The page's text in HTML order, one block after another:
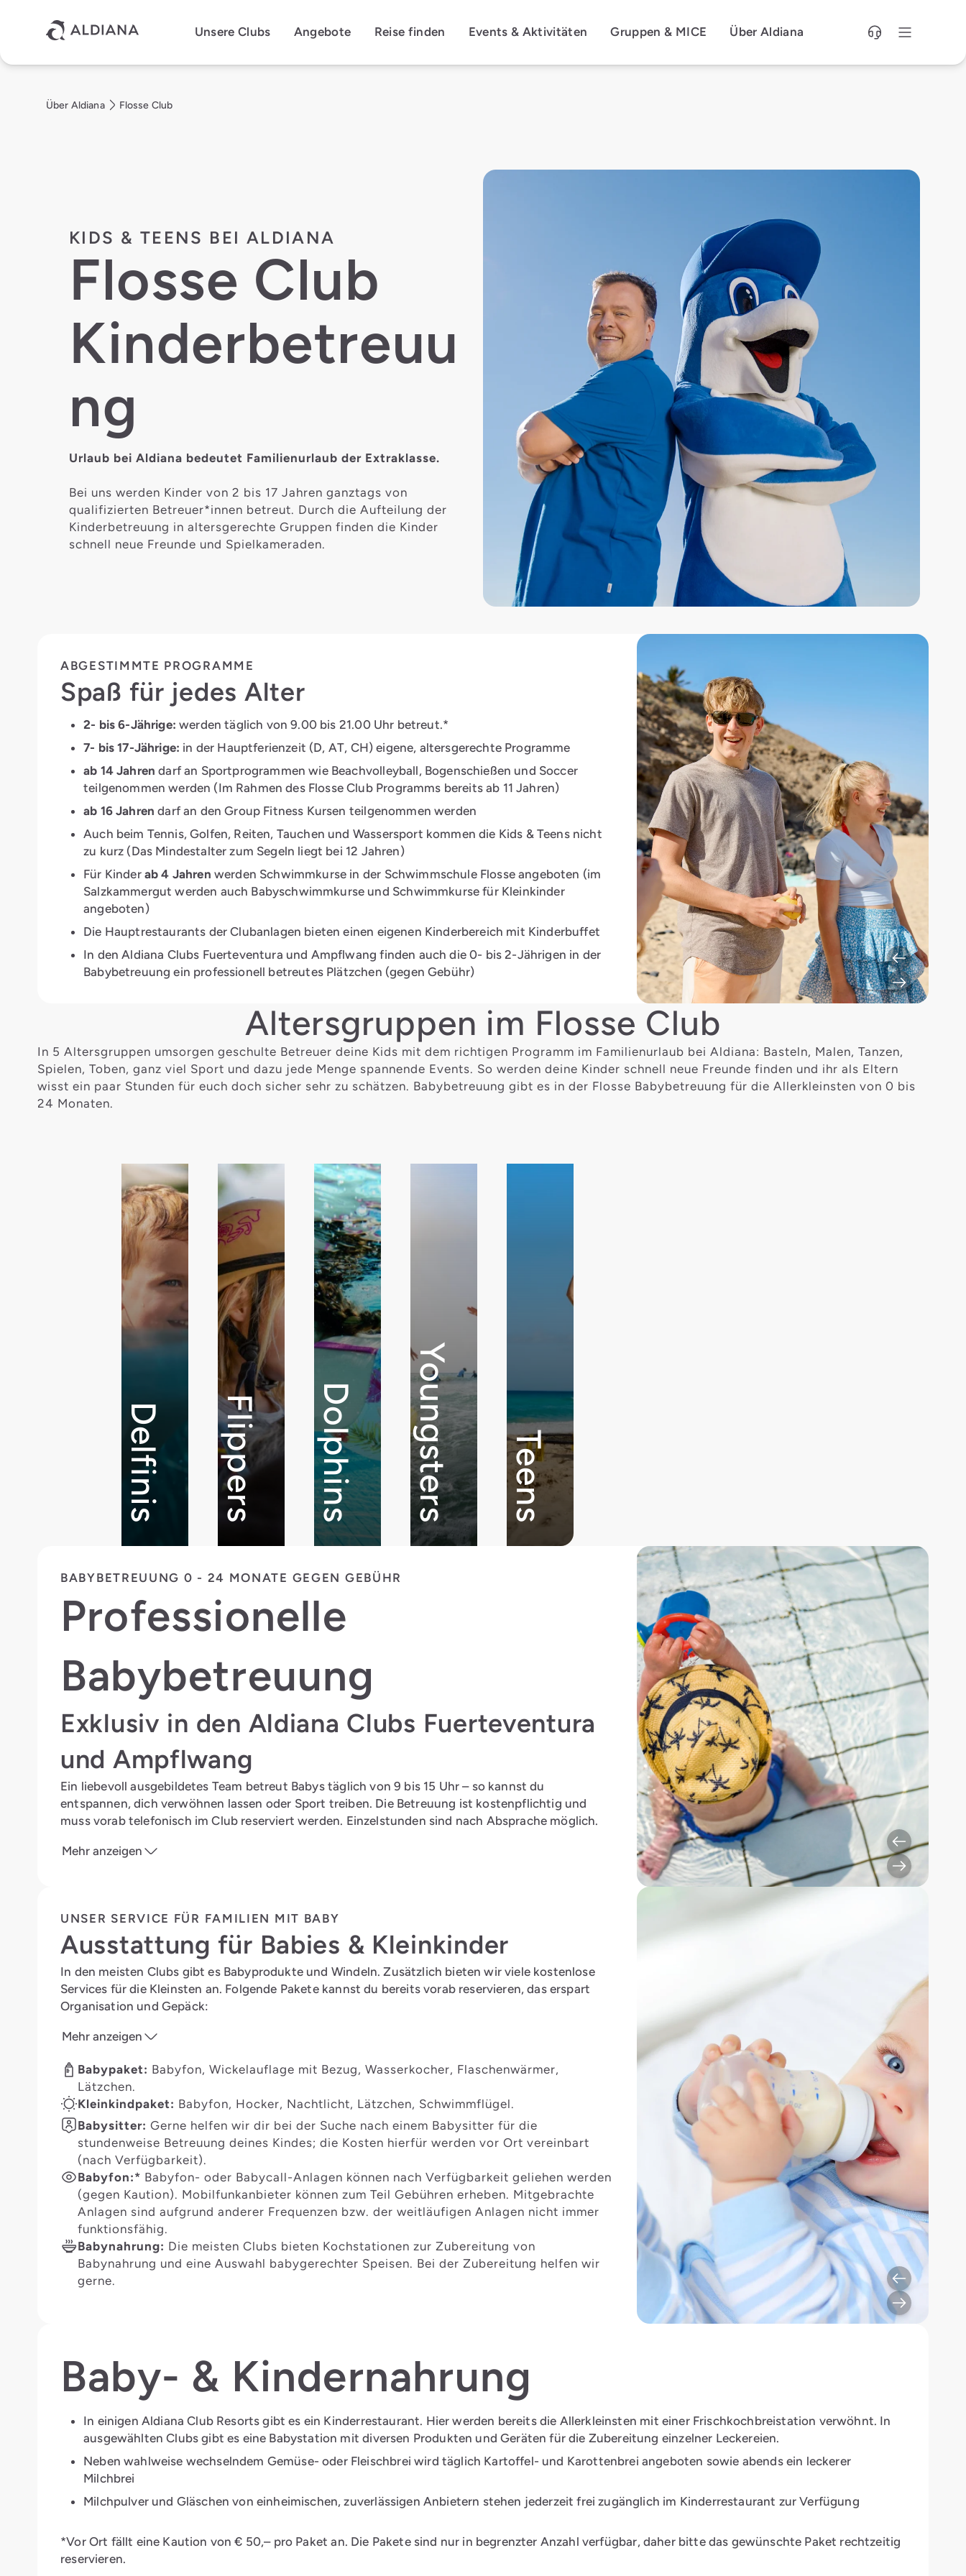
Unsere Clubs
Angebote Reise finden Events & Aktivitäten Gruppen & MICE Über Aldiana
Über Aldiana Flosse Club
KIDS & TEENS BEI ALDIANA
Flosse Club
Kinderbetreuu
ng
Urlaub bei Aldiana bedeutet Familienurlaub der Extraklasse.
Bei uns werden Kinder von 2 bis 17 Jahren ganztags von
qualifizierten Betreuer*innen betreut. Durch die Aufteilung der
Kinderbetreuung in altersgerechte Gruppen finden die Kinder
schnell neue Freunde und Spielkameraden.
ABGESTIMMTE PROGRAMME
Spaß für jedes Alter
2- bis 6-Jährige: werden täglich von 9.00 bis 21.00 Uhr betreut.*
7- bis 17-Jährige: in der Hauptferienzeit (D, AT, CH) eigene, altersgerechte Programme
ab 14 Jahrendarf an Sportprogrammen wie Beachvolleyball, Bogenschießen und Soccer
teilgenommen werden (Im Rahmen des Flosse Club Programms bereits ab 11 Jahren)
ab 16 Jahrendarf an den Group Fitness Kursen teilgenommen werden
Auch beim Tennis, Golfen, Reiten, Tauchen und Wassersport kommen die Kids & Teens nicht
zu kurz (Das Mindestalter zum Segeln liegt bei 12 Jahren)
Für Kinderab 4 Jahren werden Schwimmkurse in der Schwimmschule Flosse angeboten (im
Salzkammergut werden auch Babyschwimmkurse und Schwimmkurse für Kleinkinder
angeboten)
Die Hauptrestaurants der Clubanlagen bieten einen eigenen Kinderbereich mit Kinderbuffet
In den Aldiana Clubs Fuerteventura und Ampflwang finden auch die 0- bis 2-Jährigen in der
Babybetreuung ein professionell betreutes Plätzchen (gegen Gebühr)
Altersgruppen im Flosse Club
In 5 Altersgruppen umsorgen geschulte Betreuer deine Kids mit dem richtigen Programm im Familienurlaub bei Aldiana: Basteln, Malen, Tanzen,
Spielen, Toben, ganz viel Sport und dazu jede Menge spannende Events. So werden deine Kinder schnell neue Freunde finden und ihr als Eltern
wisst ein paar Stunden für euch doch sicher sehr zu schätzen. Babybetreuung gibt es in der Flosse Babybetreuung für die Allerkleinsten von 0 bis
24 Monaten.
Delfinis Flippers Dolphins Youngsters Teens
BABYBETREUUNG 0 - 24 MONATE GEGEN GEBÜHR
Professionelle
Babybetreuung
Exklusiv in den Aldiana Clubs Fuerteventura
und Ampflwang
Ein liebevoll ausgebildetes Team betreut Babys täglich von 9 bis 15 Uhr – so kannst du
entspannen, dich verwöhnen lassen oder Sport treiben. Die Betreuung ist kostenpflichtig und
muss vorab telefonisch im Club reserviert werden. Einzelstunden sind nach Absprache möglich.
Mehr anzeigen
UNSER SERVICE FÜR FAMILIEN MIT BABY
Ausstattung für Babies & Kleinkinder
In den meisten Clubs gibt es Babyprodukte und Windeln. Zusätzlich bieten wir viele kostenlose
Services für die Kleinsten an. Folgende Pakete kannst du bereits vorab reservieren, das erspart
Organisation und Gepäck:
Mehr anzeigen
Babypaket: Babyfon, Wickelauflage mit Bezug, Wasserkocher, Flaschenwärmer,
Lätzchen.
Kleinkindpaket: Babyfon, Hocker, Nachtlicht, Lätzchen, Schwimmflügel.
Babysitter: Gerne helfen wir dir bei der Suche nach einem Babysitter für die
stundenweise Betreuung deines Kindes; die Kosten hierfür werden vor Ort vereinbart
(nach Verfügbarkeit).
Babyfon:* Babyfon- oder Babycall-Anlagen können nach Verfügbarkeit geliehen werden
(gegen Kaution). Mobilfunkanbieter können zum Teil Gebühren erheben. Mitgebrachte
Anlagen sind aufgrund anderer Frequenzen bzw. der weitläufigen Anlagen nicht immer
funktionsfähig.
Babynahrung: Die meisten Clubs bieten Kochstationen zur Zubereitung von
Babynahrung und eine Auswahl babygerechter Speisen. Bei der Zubereitung helfen wir
gerne.
Baby- & Kindernahrung
In einigen Aldiana Club Resorts gibt es ein Kinderrestaurant. Hier werden bereits die Allerkleinsten mit einer Frischkochbreistation verwöhnt. In
ausgewählten Clubs gibt es eine Babystation mit diversen Produkten und Geräten für die Zubereitung einzelner Leckereien.
Neben wahlweise wechselndem Gemüse- oder Fleischbrei wird täglich Kartoffel- und Karottenbrei angeboten sowie abends ein leckerer
Milchbrei
Milchpulver und Gläschen von einheimischen, zuverlässigen Anbietern stehen jederzeit frei zugänglich im Kinderrestaurant zur Verfügung
*Vor Ort fällt eine Kaution von € 50,– pro Paket an. Die Pakete sind nur in begrenzter Anzahl verfügbar, daher bitte das gewünschte Paket rechtzeitig
reservieren.